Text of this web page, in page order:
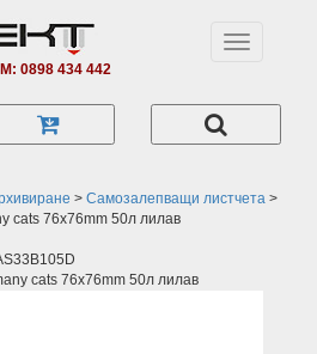
0898 434 442
Toggle
> Самозалепващи листчета >
cats 76x76mm 50л лилав
cats 76x76mm 50л лилав